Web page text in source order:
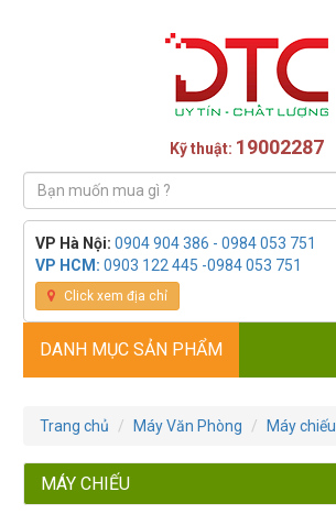
Kỹ thuật: 19002287
VP Hà Nội:0904 904 386 - 0984 053 751
VP HCM:0903 122 445 -0984 053 751
Click xem địa chỉ
DANH MỤC SẢN PHẨM
Trang chủ Máy Văn Phòng Máy chiếu
MÁY CHIẾU